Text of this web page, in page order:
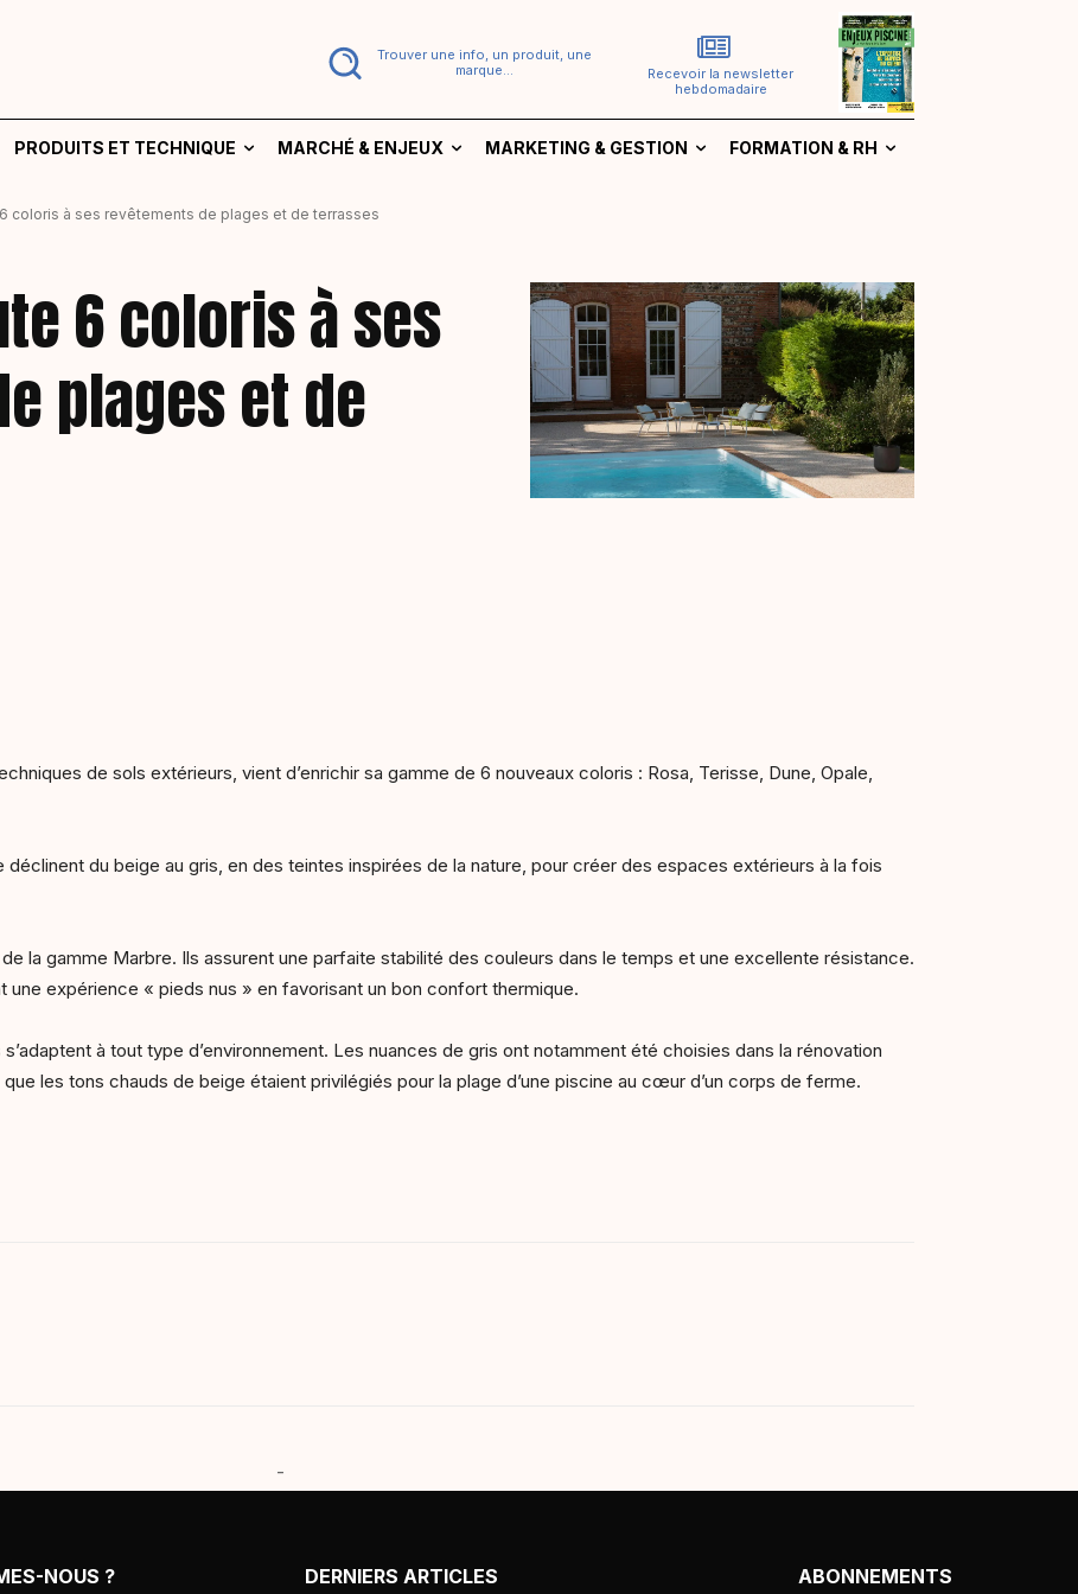
Trouver une info, un produit, une
marque...
Recevoir la newsletter
hebdomadaire
PRODUITS ET TECHNIQUE MARCHÉ & ENJEUX MARKETING & GESTION FORMATION & RH
coloris à ses revêtements de plages et de terrasses
6 coloris à ses
plages et de
de sols extérieurs, vient d’enrichir sa gamme de 6 nouveaux coloris : Rosa, Terisse, Dune, Opale,
du beige au gris, en des teintes inspirées de la nature, pour créer des espaces extérieurs à la fois
la gamme Marbre. Ils assurent une parfaite stabilité des couleurs dans le temps et une excellente résistance.
expérience « pieds nus » en favorisant un bon confort thermique.
à tout type d’environnement. Les nuances de gris ont notamment été choisies dans la rénovation
les tons chauds de beige étaient privilégiés pour la plage d’une piscine au cœur d’un corps de ferme.
-
NOUS ? DERNIERS ARTICLES ABONNEMENTS